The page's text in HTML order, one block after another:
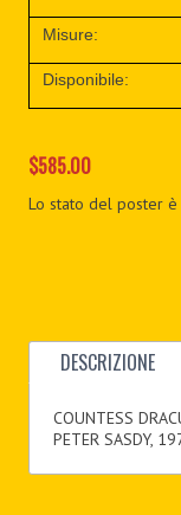
Misure:
Disponibile:
$585.00
Lo stato del poster
DESCRIZIONE
COUNTESS
PETER SASDY,